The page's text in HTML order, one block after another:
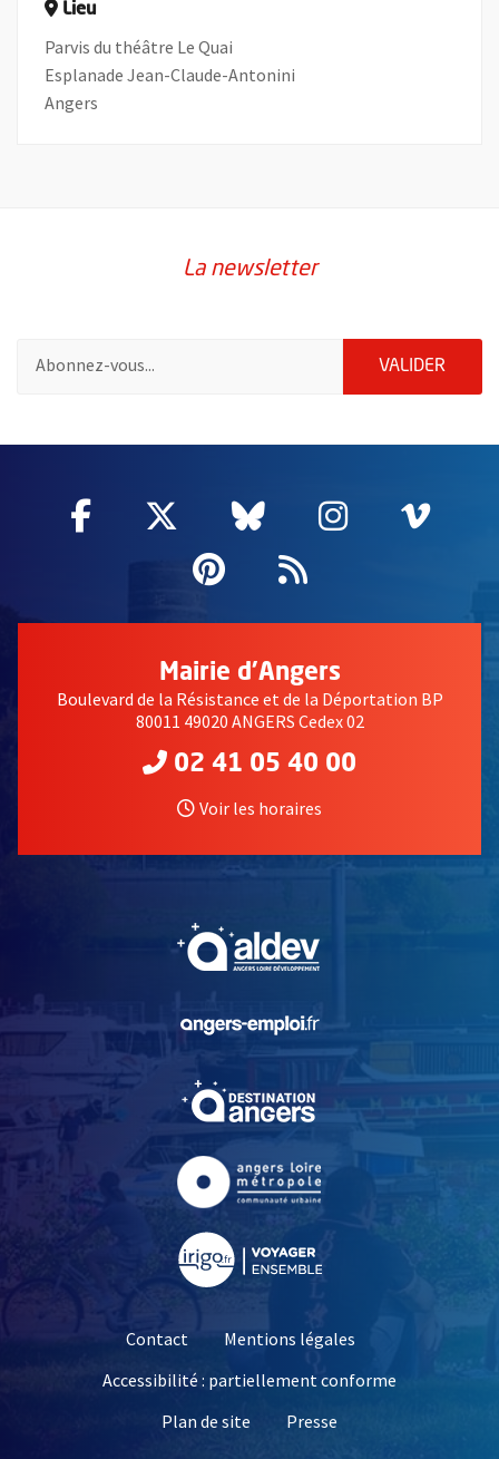
Lieu
Parvis du théâtre Le Quai
Esplanade Jean-Claude-Antonini
Angers
La newsletter
VALIDER
Facebook
, Ouvre une nouvelle fenêtre
Twitter
, Ouvre une nouvelle
Bluesky
, Ouvre une
Instagram
, Ouvre
,
Pinterest
, Ouvre une
Flux RSS
Mairie d'Angers
Boulevard de la Résistance et de la Déportation BP
80011 49020 ANGERS Cedex 02
02 41 05 40 00
Voir les horaires
, Ouvre une nouvelle
, Ouvre une nouvelle
Contact
Mentions légales
Accessibilité : partiellement conforme
Plan de site
Presse